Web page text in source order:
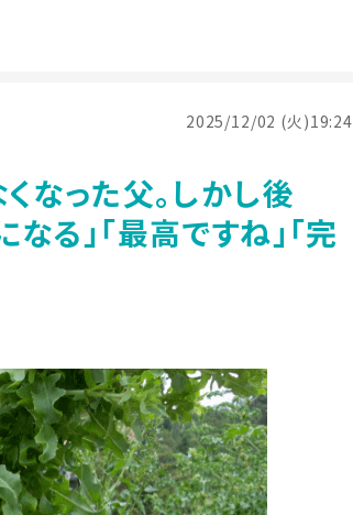
2025/12/02 (火)19:24
なった父。しかし後
る」「最高ですね」「完